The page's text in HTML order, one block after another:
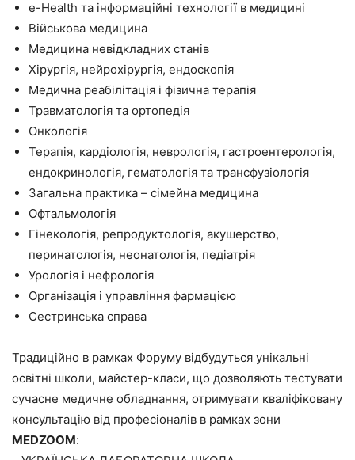
e-Health та інформаційні технології в медицині
Військова медицина
Медицина невідкладних станів
Хірургія, нейрохірургія, ендоскопія
Медична реабілітація і фізична терапія
Травматологія та ортопедія
Онкологія
Терапія, кардіологія, неврологія, гастроентерологія,
ендокринологія, гематологія та трансфузіологія
Загальна практика – сімейна медицина
Офтальмологія
Гінекологія, репродуктологія, акушерство,
перинатологія, неонатологія, педіатрія
Урологія і нефрологія
Організація і управління фармацією
Cестринська справа
Традиційно в рамках Форуму відбудуться унікальні
освітні школи, майстер-класи, що дозволяють тестувати
сучасне медичне обладнання, отримувати кваліфіковану
консультацію від професіоналів в рамках зони
MEDZOOM: